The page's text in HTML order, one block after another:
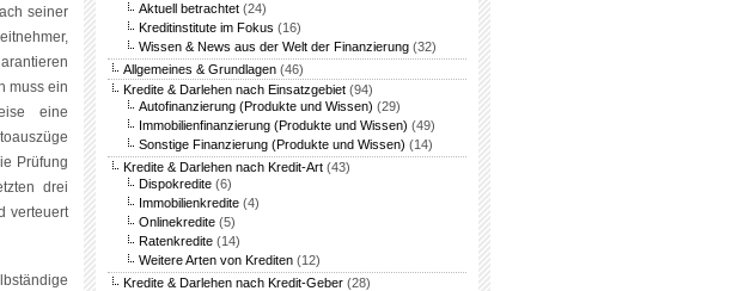
seiner
muss ein
eine
Prüfung
drei
verteuert
Aktuell betrachtet (24)
Kreditinstitute im Fokus (16)
Wissen & News aus der Welt der Finanzierung (32)
Allgemeines & Grundlagen (46)
Kredite & Darlehen nach Einsatzgebiet (94)
Autofinanzierung (Produkte und Wissen) (29)
Immobilienfinanzierung (Produkte und Wissen) (49)
Sonstige Finanzierung (Produkte und Wissen) (14)
Kredite & Darlehen nach Kredit-Art (43)
Dispokredite (6)
Immobilienkredite (4)
Onlinekredite (5)
Ratenkredite (14)
Weitere Arten von Krediten (12)
Kredite & Darlehen nach Kredit-Geber (28)